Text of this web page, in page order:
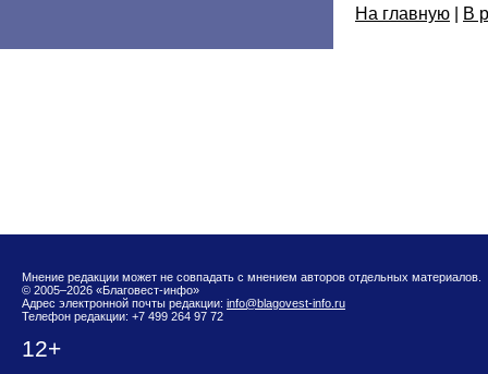
На главную | В
Мнение редакции может не совпадать с мнением авторов отдельных материалов.
© 2005–2026 «Благовест-инфо»
Адрес электронной почты редакции: info@blagovest-info.ru
Телефон редакции: +7 499 264 97 72
12+